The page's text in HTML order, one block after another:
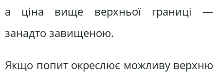
а ціна вище верхньої границі —
занадто завищеною.
Якщо попит окреслює можливу верхню